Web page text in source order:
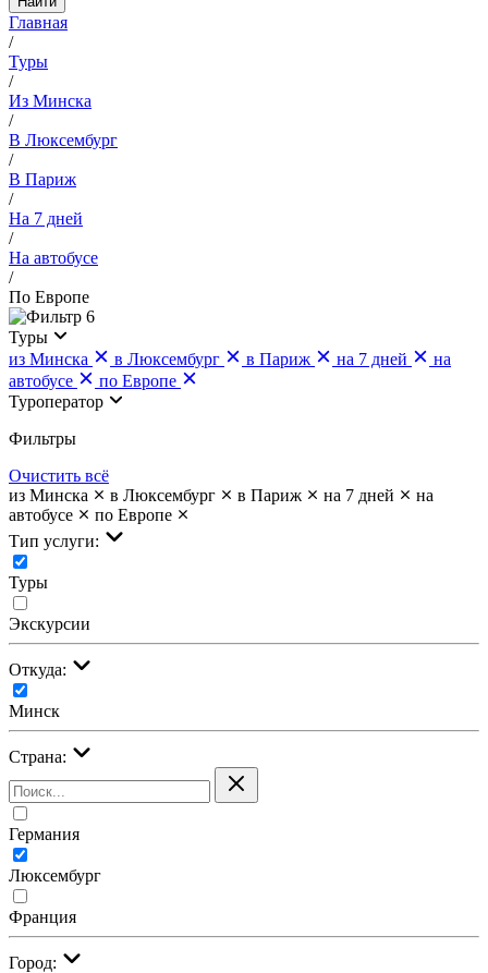
Главная
/
Туры
/
Из Минска
/
В Люксембург
/
В Париж
/
На 7 дней
/
На автобусе
/
По Европе
6
Туры
из Минска
в Люксембург в Париж на 7 дней
на
автобусе
по Европе
Туроператор
Фильтры
Очистить всё
из Минска
в Люксембург в Париж на 7 дней
на
автобусе
по Европе
Тип услуги:
Туры
Экскурсии
Откуда:
Минск
Страна:
Германия
Люксембург
Франция
Город: